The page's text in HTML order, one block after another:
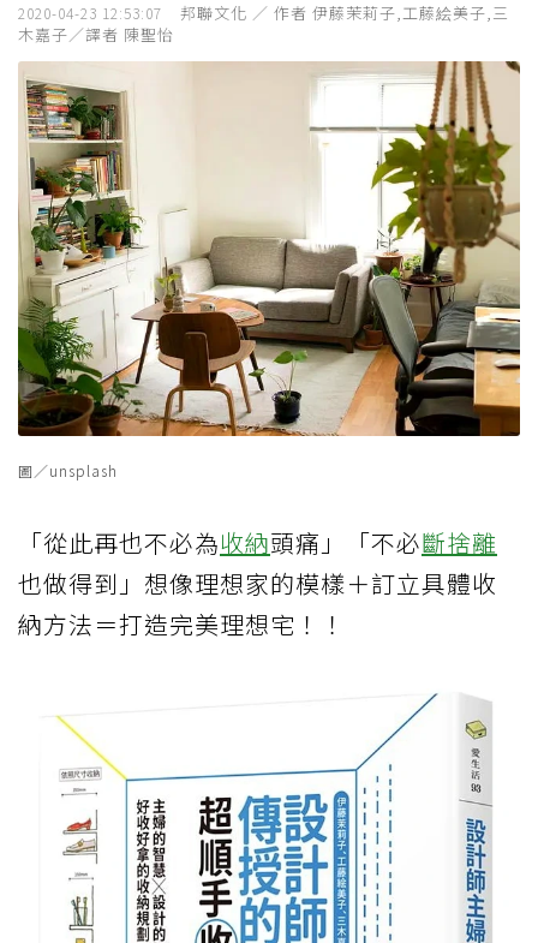
2020-04-23 12:53:07
邦聯文化 ／ 作者 伊藤茉莉子,工藤絵美子,三
木嘉子／譯者 陳聖怡
圖／unsplash
「從此再也不必為收納頭痛」「不必斷捨離
也做得到」想像理想家的模樣＋訂立具體收
納方法＝打造完美理想宅！！